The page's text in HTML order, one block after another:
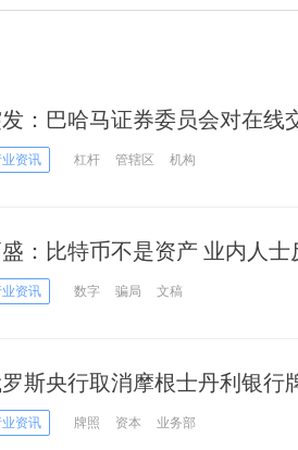
：巴哈马证券委员会对在线
资讯 杠杆 管辖区 机构
：比特币不是资产 业内人
资讯 数字 骗局 文稿
斯央行取消摩根士丹利银行
业务
资讯 牌照 资本 业务部